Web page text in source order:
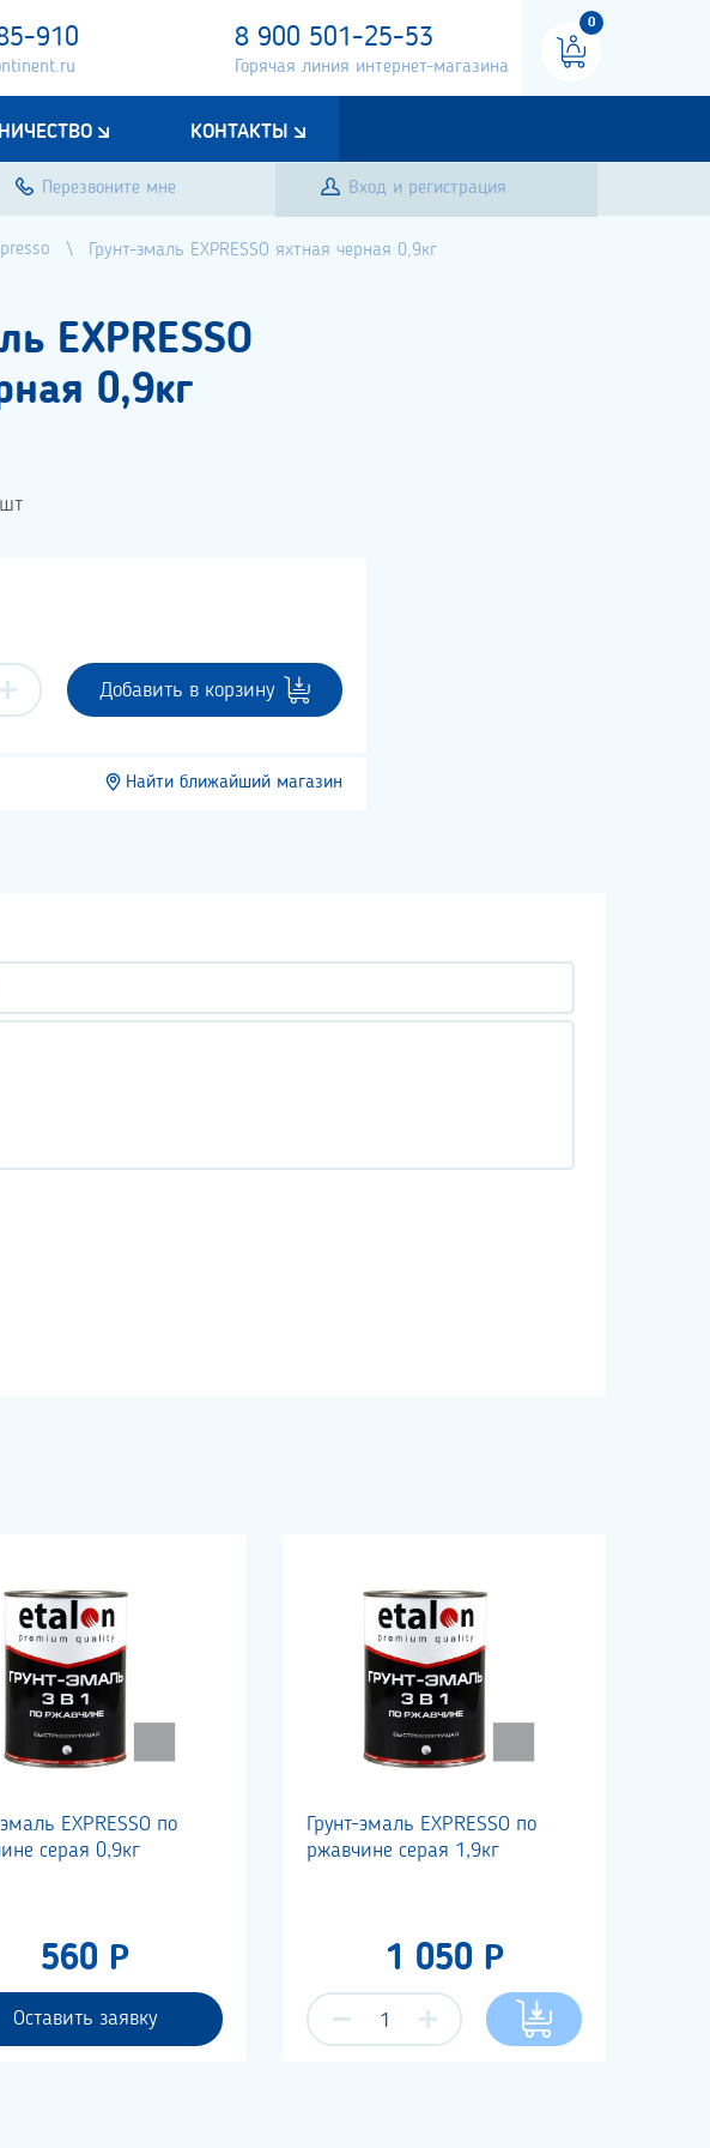
910 8 900 501-25-53
Горячая линия интернет-магазина
0
КОНТАКТЫ
Перезвоните мне Вход и регистрация
Грунт-эмаль EXPRESSO яхтная черная 0,9кг
EXPRESSO
0,9кг
Добавить в корзину
Найти ближайший магазин
EXPRESSO по
серая 0,9кг
560 Р
Оставить заявку
Грунт-эмаль EXPRESSO по
ржавчине серая 1,9кг
1 050 Р